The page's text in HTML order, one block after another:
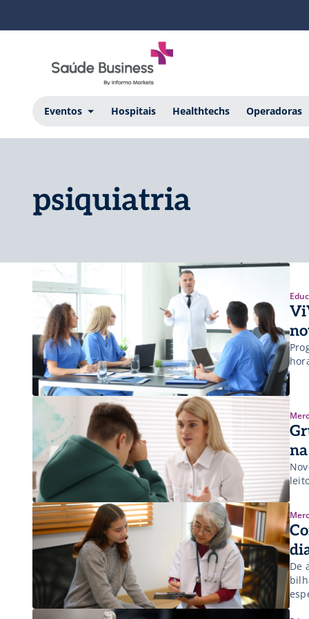
Eventos Hospitais Healthtechs Operadoras
psiquiatria
De